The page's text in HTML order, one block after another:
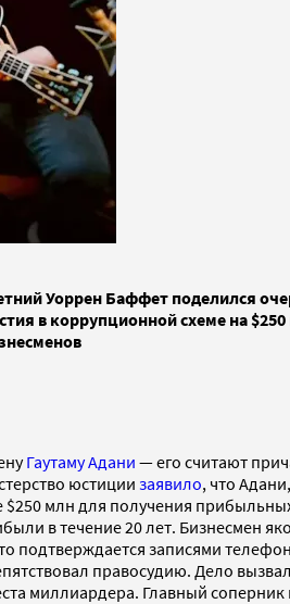
Уоррен Баффет поделился
в коррупционной схеме на
Гаутаму Адани — его считают
юстиции заявило, что
млн для получения
в течение 20 лет. Бизнесмен
подтверждается записями
правосудию. Дело
миллиардера. Главный